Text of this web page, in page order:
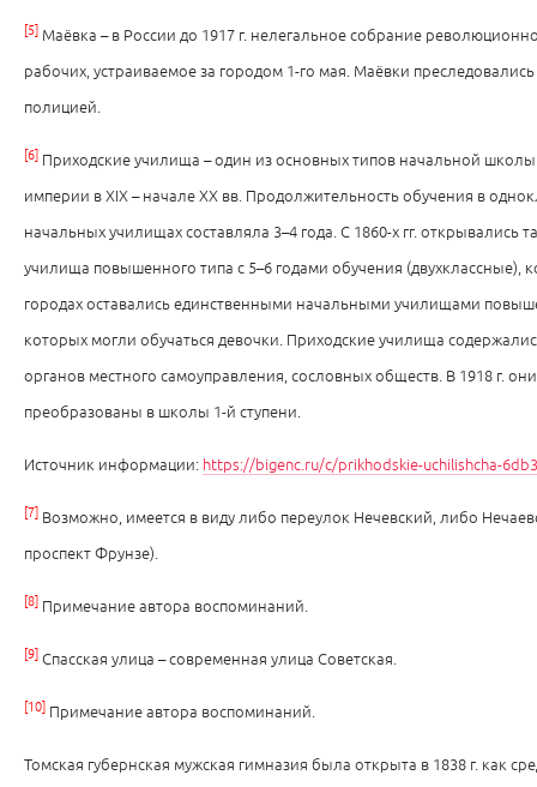
[5] Маёвка – в России до 1917 г. нелегальное собрание
рабочих, устраиваемое за городом 1-го мая. Маёвки
полицией.
[6] Приходские училища – один из основных типов начальной
империи в ХIХ – начале ХХ вв. Продолжительность обучения в
начальных училищах составляла 3–4 года. С 1860-х гг. открывались
училища повышенного типа с 5–6 годами обучения (двухклассные),
городах оставались единственными начальными училищами
которых могли обучаться девочки. Приходские училища
органов местного самоуправления, сословных обществ. В 1918 г.
преобразованы в школы 1-й ступени.
Источник информации: https://bigenc.ru/c/prikhodskie-uchilishcha-
[7] Возможно, имеется в виду либо переулок Нечевский, либо
проспект Фрунзе).
[8] Примечание автора воспоминаний.
[9] Спасская улица – современная улица Советская.
[10] Примечание автора воспоминаний.
Томская губернская мужская гимназия была открыта в 1838 г. как